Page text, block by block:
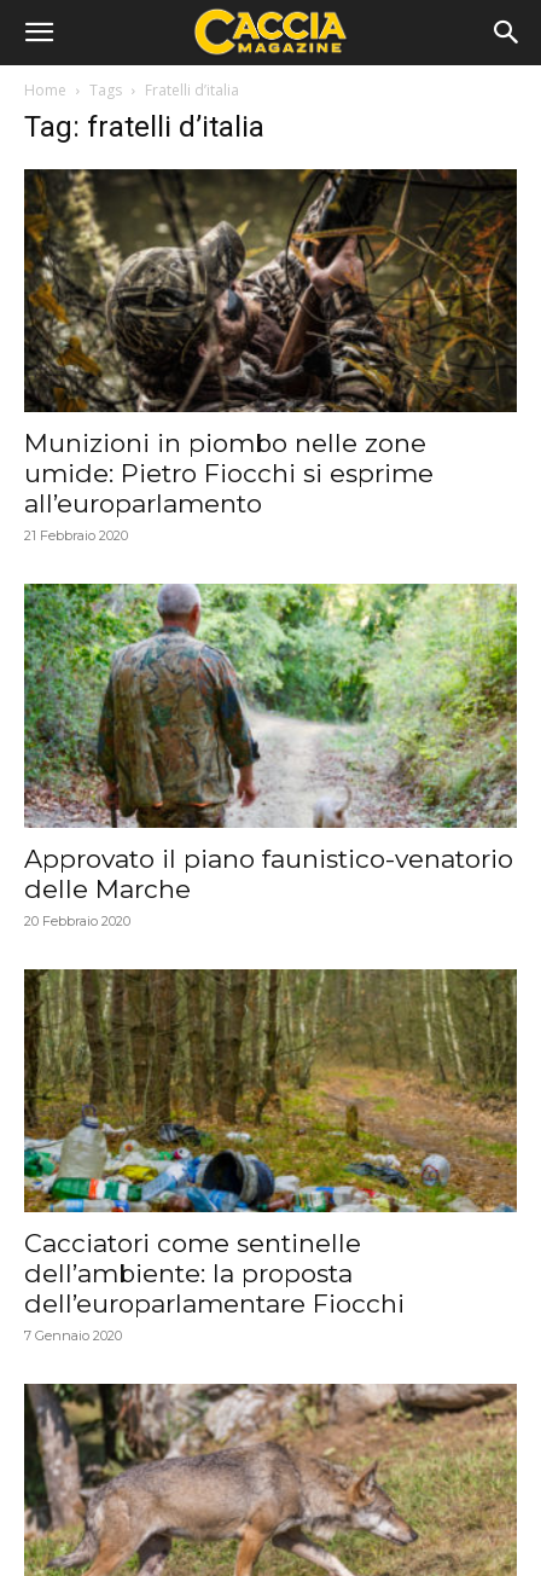
Home Tags Fratelli d’italia
Tag: fratelli d’italia
Munizioni in piombo nelle zone
umide: Pietro Fiocchi si esprime
all’europarlamento
21 Febbraio 2020
Approvato il piano faunistico-venatorio
delle Marche
20 Febbraio 2020
Cacciatori come sentinelle
dell’ambiente: la proposta
dell’europarlamentare Fiocchi
7 Gennaio 2020